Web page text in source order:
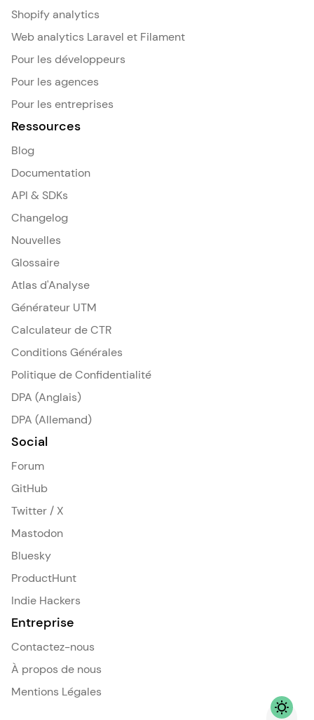
Shopify analytics
Web analytics Laravel et Filament
Pour les développeurs
Pour les agences
Pour les entreprises
Ressources
Blog
Documentation
API & SDKs
Changelog
Nouvelles
Glossaire
Atlas d'Analyse
Générateur UTM
Calculateur de CTR
Conditions Générales
Politique de Confidentialité
DPA (Anglais)
DPA (Allemand)
Social
Forum
GitHub
Twitter / X
Mastodon
Bluesky
ProductHunt
Indie Hackers
Entreprise
Contactez-nous
À propos de nous
Mentions Légales